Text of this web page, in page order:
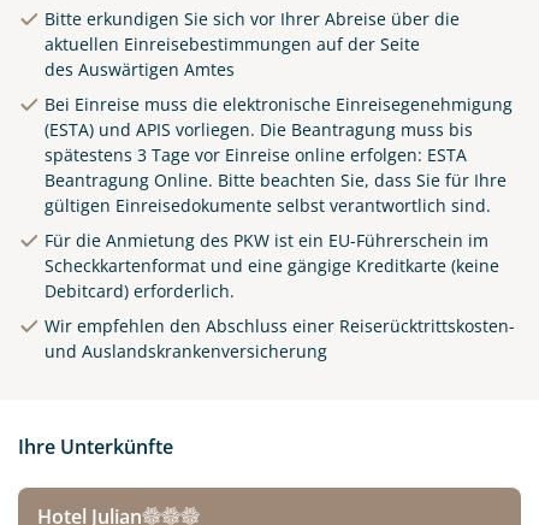
Bitte erkundigen Sie sich vor Ihrer Abreise über die
aktuellen Einreisebestimmungen auf der Seite
des Auswärtigen Amtes
Bei Einreise muss die elektronische Einreisegenehmigung
(ESTA) und APIS vorliegen. Die Beantragung muss bis
spätestens 3 Tage vor Einreise online erfolgen: ESTA
Beantragung Online. Bitte beachten Sie, dass Sie für Ihre
gültigen Einreisedokumente selbst verantwortlich sind.
Für die Anmietung des PKW ist ein EU-Führerschein im
Scheckkartenformat und eine gängige Kreditkarte (keine
Debitcard) erforderlich.
Wir empfehlen den Abschluss einer Reiserücktrittskosten-
und Auslandskrankenversicherung
Ihre Unterkünfte
Hotel Julian